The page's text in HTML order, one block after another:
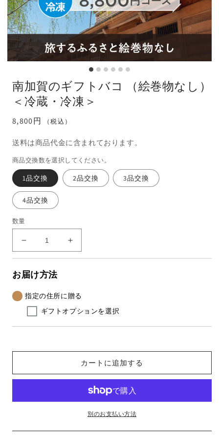
南加賀のギフトバコ （絵巻物なし）
＜冷蔵・冷凍＞
通
価
格
8,800円 （税込）
送料は商品代金に含まれております。
商品交換数を選択してください。
1品交換 2品交換 3品交換
4品交換
数量
加
賀
の
ギ
フ
ト
バ
（絵
物
蔵・
南
加
ギ
ト
バ
（絵
物
蔵・
お届け方法
指定の住所に贈る
ギフトオプションを選択
カートに追加する
別のお支払い方法